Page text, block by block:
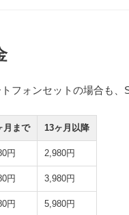
フォンセットの場合も、
月まで 13ヶ月以降
円 2,980円
円 3,980円
円 5,980円